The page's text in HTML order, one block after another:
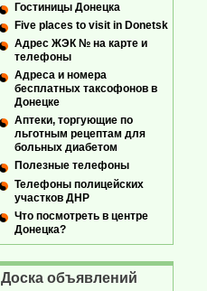
Гостиницы Донецка
Five places to visit in Donetsk
Адрес ЖЭК № на карте и
телефоны
Адреса и номера
бесплатных таксофонов в
Донецке
Аптеки, торгующие по
льготным рецептам для
больных диабетом
Полезные телефоны
Телефоны полицейских
участков ДНР
Что посмотреть в центре
Донецка?
Доска объявлений